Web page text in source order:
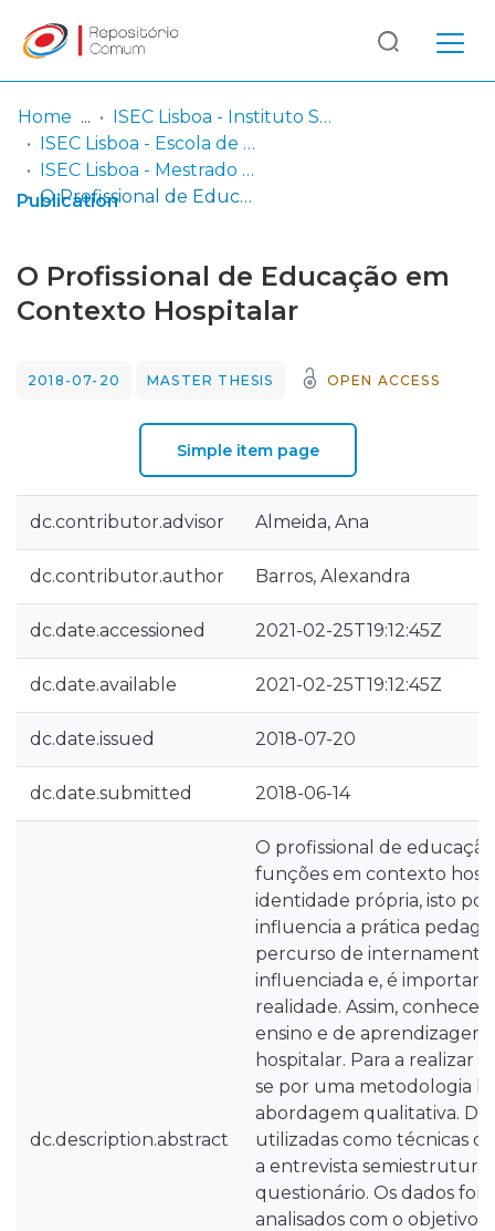
Communities
& Collections
Log
In
(current)
Home
ISEC Lisboa - Instituto Superior de Educação e Ciências
ISEC Lisboa - Escola de Educação e Desenvolvimento Humano
ISEC Lisboa - Mestrado em Educação Pré-Escolar e Ensino do 1º Ciclo do Ensino Básico
O Profissional de Educação em Contexto Hospitalar
Publication
O Profissional de Educação em
Contexto Hospitalar
2018-07-20 MASTER THESIS OPEN ACCESS
Simple item page
dc.contributor.advisor Almeida, Ana
dc.contributor.author Barros, Alexandra
dc.date.accessioned 2021-02-25T19:12:45Z
dc.date.available 2021-02-25T19:12:45Z
dc.date.issued 2018-07-20
dc.date.submitted 2018-06-14
dc.description.abstract
O profissional de
funções em contexto
identidade própria, isto
influencia a prática
percurso de
influenciada e, é
realidade. Assim, conhecer
ensino e de
hospitalar. Para a realizar
se por uma metodologia
abordagem qualitativa.
utilizadas como técnicas
a entrevista
questionário. Os dados
analisados com o objetivo